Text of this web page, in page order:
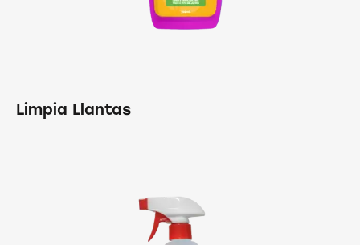
Limpia Llantas